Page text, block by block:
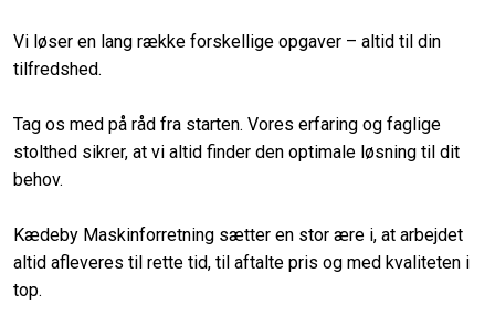
Vi løser en lang række forskellige opgaver – altid til din
tilfredshed.
Tag os med på råd fra starten. Vores erfaring og faglige
stolthed sikrer, at vi altid finder den optimale løsning til dit
behov.
Kædeby Maskinforretning sætter en stor ære i, at arbejdet
altid afleveres til rette tid, til aftalte pris og med kvaliteten i
top.